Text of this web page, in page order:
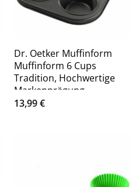
Dr. Oetker Muffinform
Muffinform 6 Cups
Tradition, Hochwertige
Markenprägung
13,99€